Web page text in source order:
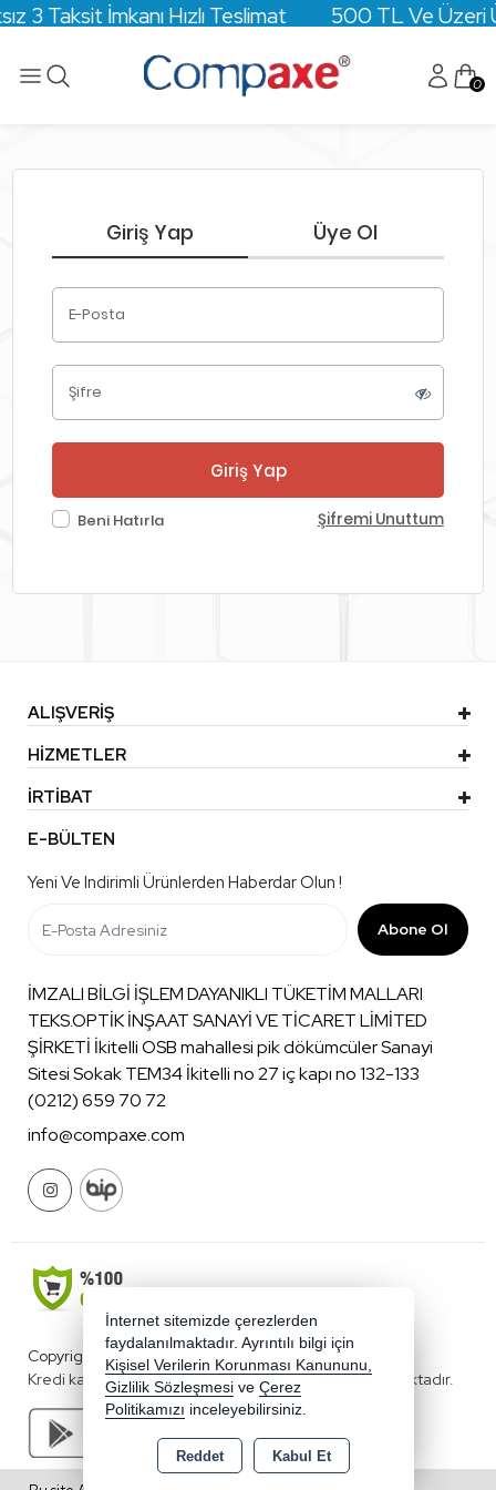
3 Taksit İmkanı Hızlı Teslimat 500 TL Ve Üzeri
0
Giriş Yap Üye Ol
E-Posta
Şifre
Giriş Yap
Beni Hatırla Şifremi Unuttum
ALIŞVERİŞ
HİZMETLER
İRTİBAT
E-BÜLTEN
Yeni Ve Indirimli Ürünlerden Haberdar Olun !
Abone Ol
İMZALI BİLGİ İŞLEM DAYANIKLI TÜKETİM MALLARI
TEKS.OPTİK İNŞAAT SANAYİ VE TİCARET LİMİTED
ŞİRKETİ İkitelli OSB mahallesi pik dökümcüler Sanayi
Sitesi Sokak TEM34 İkitelli no 27 iç kapı no 132-133
(0212) 659 70 72
info@compaxe.com
Copyright 2026 compaxe.com - Tüm hakları saklıdır.
Kredi kartı bilgileriniz 256bit SSL sertifikası ile korunmaktadır.
İnternet sitemizde çerezlerden
faydalanılmaktadır. Ayrıntılı bilgi için
Kişisel Verilerin Korunması Kanununu,
Gizlilik Sözleşmesi ve Çerez
Politikamızı inceleyebilirsiniz.
Reddet Kabul Et